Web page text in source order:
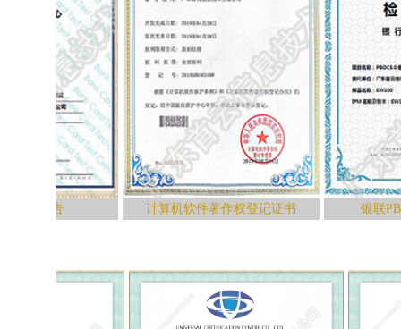
计算机软件著作权登记证书 银联PBOC3.0